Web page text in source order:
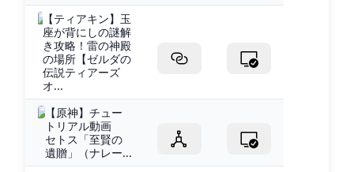
【ティアキン】玉
座が背にしの謎解
き攻略！雷の神殿
の場所【ゼルダの
伝説ティアーズ
オ...
【原神】チュー
トリアル動画
セトス「至賢の
遺贈」（ナレー...